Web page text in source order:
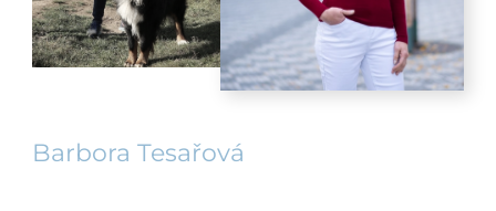
Barbora Tesařová